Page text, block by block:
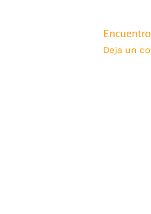
Deja un